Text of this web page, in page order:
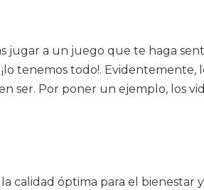
jugar a un juego que te haga
tenemos todo!. Evidentemente,
Por poner un ejemplo, los
calidad óptima para el bienestar